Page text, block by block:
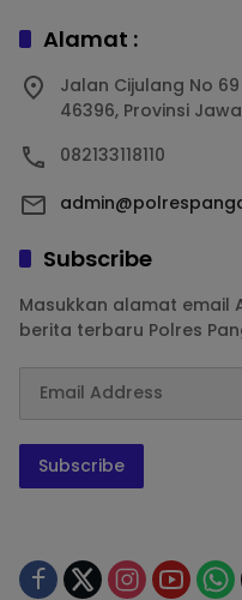
Alamat :
Jalan Cijulang No
46396, Provinsi
082133118110
Subscribe
Masukkan alamat email
berita terbaru Polres
Subscribe